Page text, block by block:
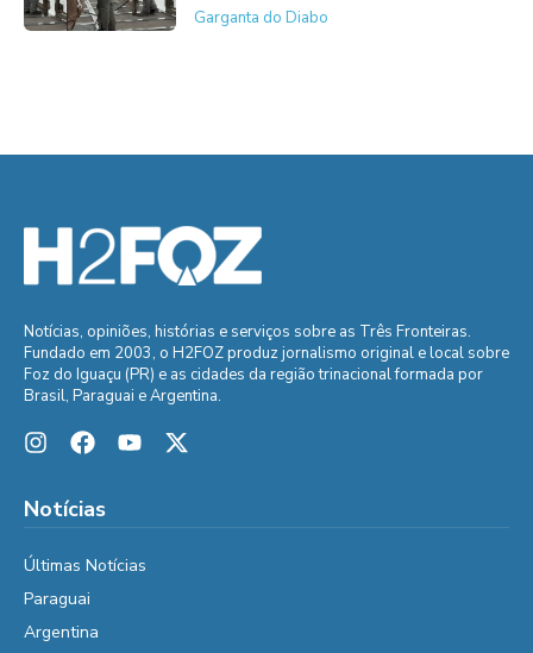
Garganta do Diabo
Notícias, opiniões, histórias e serviços sobre as Três Fronteiras.
Fundado em 2003, o H2FOZ produz jornalismo original e local sobre
Foz do Iguaçu (PR) e as cidades da região trinacional formada por
Brasil, Paraguai e Argentina.
Notícias
Últimas Notícias
Paraguai
Argentina